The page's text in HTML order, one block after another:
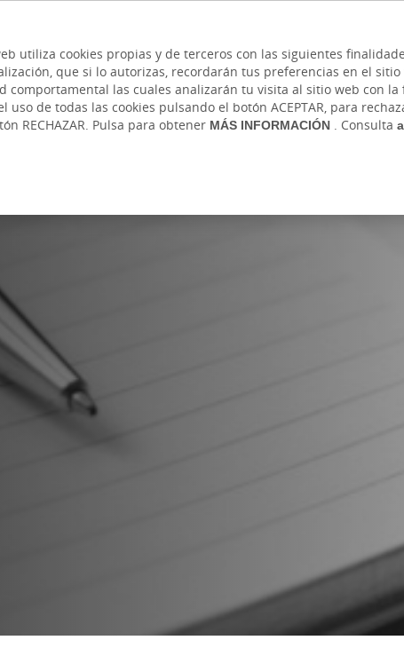
utiliza cookies propias y de terceros con las siguientes
que si lo autorizas, recordarán tus preferencias en el
comportamental las cuales analizarán tu visita al sitio web con
de todas las cookies pulsando el botón ACEPTAR, para
RECHAZAR. Pulsa para obtener MÁS INFORMACIÓN. Consulta
BANCA PRIVADA AUTÓNOMOS Y